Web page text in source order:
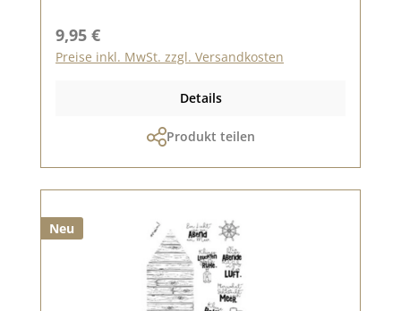
Regulärer Preis:
9,95 €
Preise inkl. MwSt. zzgl. Versandkosten
Details
Produkt teilen
Neu